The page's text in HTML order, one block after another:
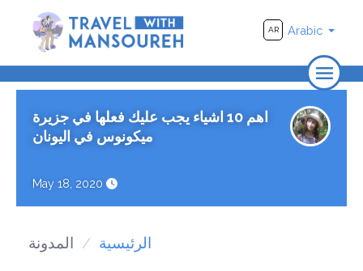
AR Arabic
الرئيسية
من نحن
اهم 10 اشياء يجب عليك فعلها في جزيرة
ميكونوس في اليونان
May 18, 2020
الرئيسية المدونة